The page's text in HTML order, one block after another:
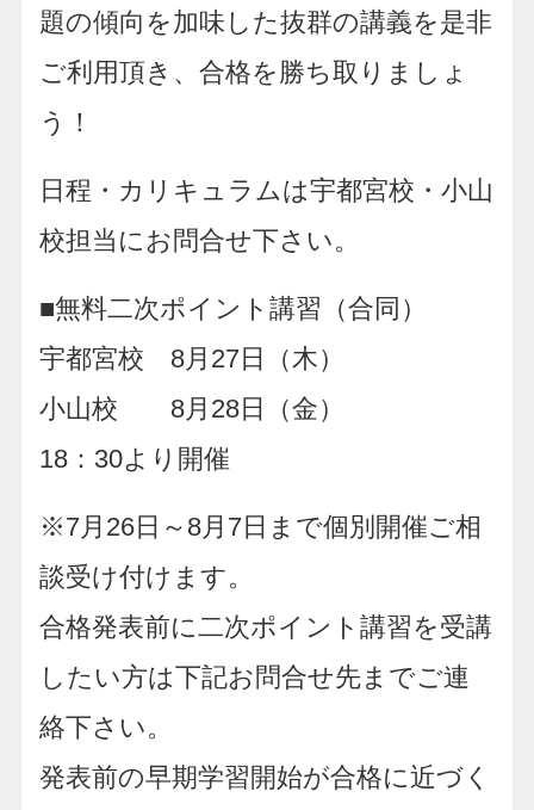
題の傾向を加味した抜群の講義を是非
ご利用頂き、合格を勝ち取りましょ
う！
日程・カリキュラムは宇都宮校・小山
校担当にお問合せ下さい。
■無料二次ポイント講習（合同）
宇都宮校 8月27日（木）
小山校 8月28日（金）
18：30より開催
※7月26日～8月7日まで個別開催ご相
談受け付けます。
合格発表前に二次ポイント講習を受講
したい方は下記お問合せ先までご連
絡下さい。
発表前の早期学習開始が合格に近づく